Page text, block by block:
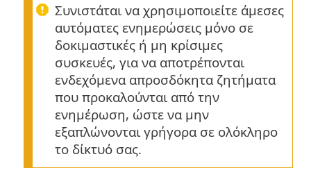
Συνιστάται να χρησιμοποιείτε άμεσες
αυτόματες ενημερώσεις μόνο σε
δοκιμαστικές ή μη κρίσιμες
συσκευές, για να αποτρέπονται
ενδεχόμενα απροσδόκητα ζητήματα
που προκαλούνται από την
ενημέρωση, ώστε να μην
εξαπλώνονται γρήγορα σε ολόκληρο
το δίκτυό σας.